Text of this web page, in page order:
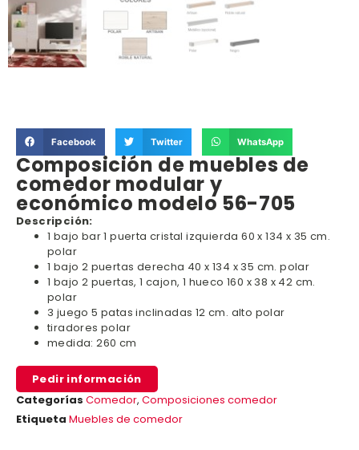
Facebook Twitter WhatsApp
Composición de muebles de
comedor modular y
económico modelo 56-705
Descripción:
1 bajo bar 1 puerta cristal izquierda 60 x 134 x 35 cm.
polar
1 bajo 2 puertas derecha 40 x 134 x 35 cm. polar
1 bajo 2 puertas, 1 cajon, 1 hueco 160 x 38 x 42 cm.
polar
3 juego 5 patas inclinadas 12 cm. alto polar
tiradores polar
medida: 260 cm
Pedir información
Categorías Comedor, Composiciones comedor
Etiqueta Muebles de comedor